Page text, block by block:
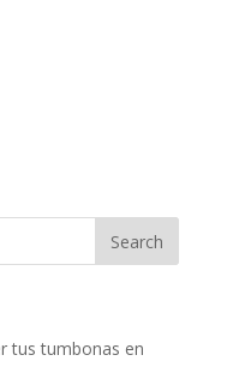
tus tumbonas en